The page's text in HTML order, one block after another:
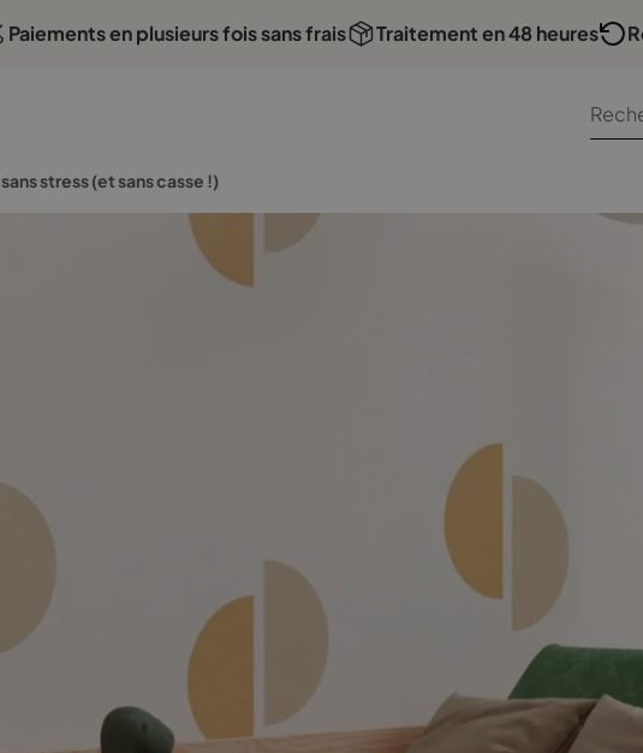
passée avant 16 h, expédition le jour même ! Expédition rapide
Paiements en plusieurs fois sans frais Traitement en 48 heures
de
stress (et sans casse !)